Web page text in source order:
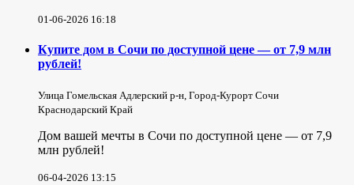
01-06-2026 16:18
Купите дом в Сочи по доступной цене — от 7,9 млн
рублей!
Улица Гомельская Адлерский р-н, Город-Курорт Сочи
Краснодарский Край
Дом вашей мечты в Сочи по доступной цене — от 7,9
млн рублей!
06-04-2026 13:15